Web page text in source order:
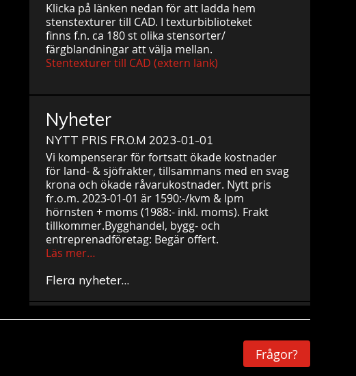
Klicka på länken nedan för att ladda hem
stenstexturer till CAD. I texturbiblioteket
finns f.n. ca 180 st olika stensorter/
färgblandningar att välja mellan.
Stentexturer till CAD (extern länk)
Nyheter
NYTT PRIS FR.O.M 2023-01-01
Vi kompenserar för fortsatt ökade kostnader
för land- & sjöfrakter, tillsammans med en svag
krona och ökade råvarukostnader. Nytt pris
fr.o.m. 2023-01-01 är 1590:-/kvm & lpm
hörnsten + moms (1988:- inkl. moms). Frakt
tillkommer.Bygghandel, bygg- och
entreprenadföretag: Begär offert.
Läs mer…
Flera nyheter…
Frågor?